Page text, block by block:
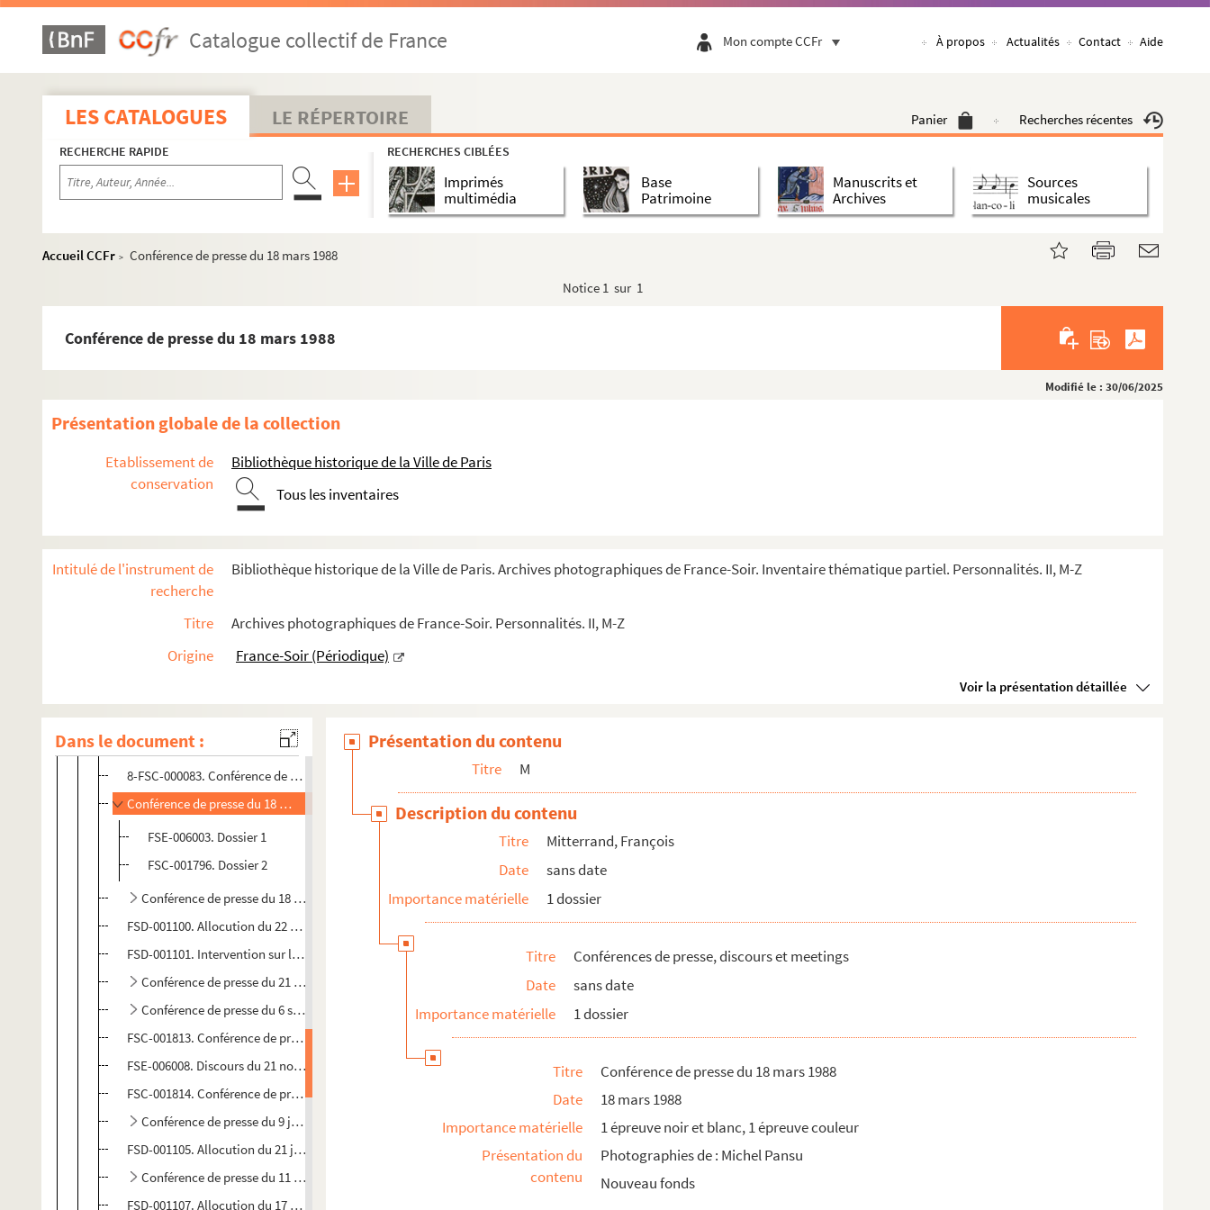
Catalogue collectif de France Mon compte CCFr À propos Actualités Contact Aide
LES CATALOGUES LE RÉPERTOIRE Panier Recherches récentes
RECHERCHE RAPIDE RECHERCHES CIBLÉES
Imprimés
multimédia
Base
Patrimoine
Manuscrits et
Archives
Sources
musicales
Accueil CCFr > Conférence de presse du 18 mars 1988
Notice 1 sur 1
Conférence de presse du 18 mars 1988
Modifié le : 30/06/2025
Présentation globale de la collection
Etablissement de
conservation
Bibliothèque historique de la Ville de Paris
Tous les inventaires
Intitulé de l'instrument de
recherche
Bibliothèque historique de la Ville de Paris. Archives photographiques de France-Soir. Inventaire thématique partiel. Personnalités. II, M-Z
Titre
Archives photographiques de France-Soir. Personnalités. II, M-Z
Origine
France-Soir (Périodique)
Voir la présentation détaillée
Dans le document :
FSE-005975. Conférence du 14 juillet 1977
FSE-005976. Déclaration du 15 septembre 1977
FSE-005977. Conférence de presse du 28 septembre 1977
FSE-005978. Meeting du Parti Socialiste à la porte de Pantin
FSE-005979. Conférence de presse du 11 décembre 1977
FSE-005980. Conférence de presse du 4 janvier 1978
FSE-005981. Conférence de presse du 28 février 1978
FSE-005985. Conférence de presse du 30 janvier 1979
FSE-005988. Conférences de presse du 16 octobre 1979
FSE-005990. Conférence de presse du 24 juin 1980
FSE-005991. Conférence de presse du 11 mars 1981
FSE-005993. Conférence de presse du 28 avril 1981
FSE-005994. Conférence de presse du 13 mai 1981
Conférence de presse du 24 septembre 1981
FSE-005998. Conférence au Centre Mondial de l'Informatique
FSE-006001. Conférence sur la politique de restructuration industrielle
FSE-006002. Conférence de presse du 21 novembre 1985
8-FSC-000083. Conférence de presse du 10 mars 1987
Conférence de presse du 18 mars 1988
FSE-006003. Dossier 1
FSC-001796. Dossier 2
Conférence de presse du 18 mai 1989
FSD-001100. Allocution du 22 mai 1990
FSD-001101. Intervention sur l'Irak
Conférence de presse du 21 août 1990
Conférence de presse du 6 septembre 1990
FSC-001813. Conférence de presse du 15 octobre 1990
FSE-006008. Discours du 21 novembre 1990
FSC-001814. Conférence de presse du 19 décembre 1990
Conférence de presse du 9 janvier 1991
FSD-001105. Allocution du 21 juin 1991
Conférence de presse du 11 septembre 1991
FSD-001107. Allocution du 17 octobre 1991
Présentation du contenu
Titre M
Description du contenu
Titre
Mitterrand, François
Date
sans date
Importance matérielle
1 dossier
Titre
Conférences de presse, discours et meetings
Date
sans date
Importance matérielle
1 dossier
Titre
Conférence de presse du 18 mars 1988
Date
18 mars 1988
Importance matérielle
1 épreuve noir et blanc, 1 épreuve couleur
Présentation du
contenu
Photographies de : Michel Pansu
Nouveau fonds